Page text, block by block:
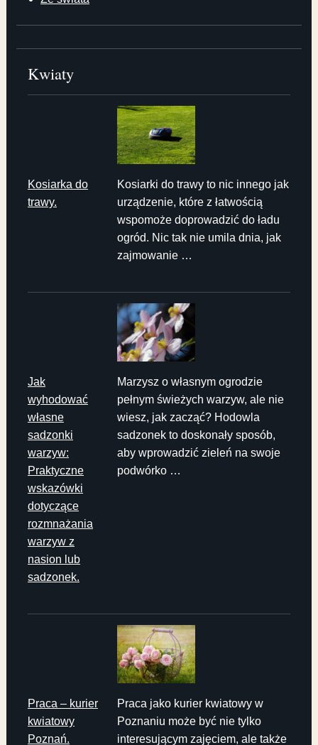
Kwiaty
Kosiarka do
trawy.
Kosiarki do trawy to nic innego jak
urządzenie, które z łatwością
wspomoże doprowadzić do ładu
ogród. Nic tak nie umila dnia, jak
zajmowanie …
Jak
wyhodować
własne
sadzonki
warzyw:
Praktyczne
wskazówki
dotyczące
rozmnażania
warzyw z
nasion lub
sadzonek.
Marzysz o własnym ogrodzie
pełnym świeżych warzyw, ale nie
wiesz, jak zacząć? Hodowla
sadzonek to doskonały sposób,
aby wprowadzić zieleń na swoje
podwórko …
Praca – kurier
kwiatowy
Poznań.
Praca jako kurier kwiatowy w
Poznaniu może być nie tylko
interesującym zajęciem, ale także